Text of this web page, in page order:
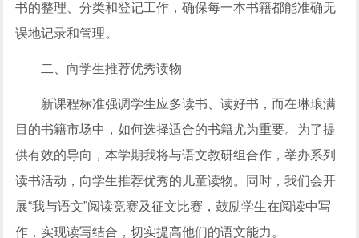
书的整理、分类和登记工作，确保每一本书籍都能准确无
误地记录和管理。
二、向学生推荐优秀读物
新课程标准强调学生应多读书、读好书，而在琳琅满
目的书籍市场中，如何选择适合的书籍尤为重要。为了提
供有效的导向，本学期我将与语文教研组合作，举办系列
读书活动，向学生推荐优秀的儿童读物。同时，我们会开
展“我与语文”阅读竞赛及征文比赛，鼓励学生在阅读中写
作，实现读写结合，切实提高他们的语文能力。